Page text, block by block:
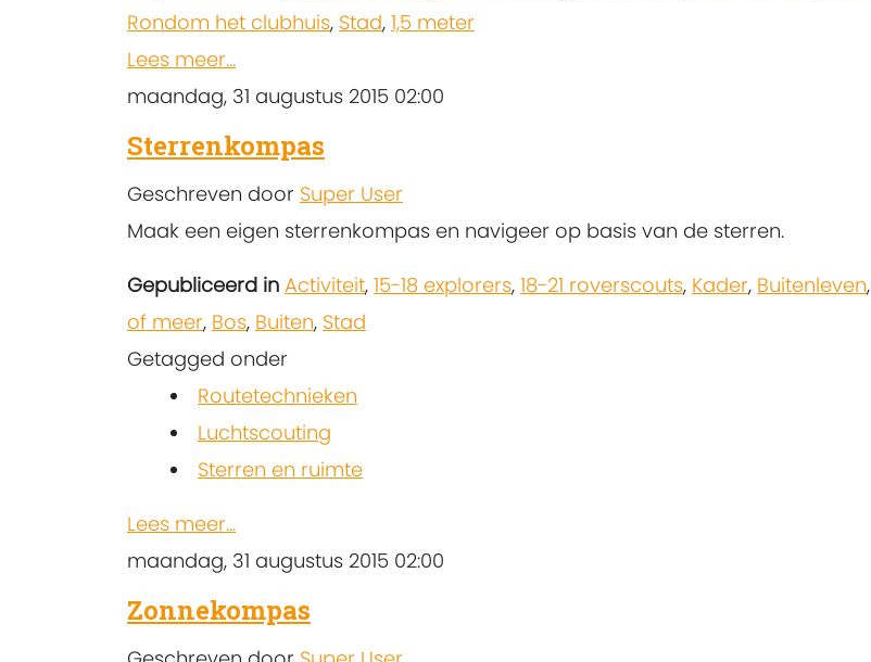
Rondom het clubhuis, Stad, 1,5 meter
Lees meer...
maandag, 31 augustus 2015 02:00
Sterrenkompas
Geschreven door Super User
Maak een eigen sterrenkompas en navigeer op basis van de sterren.
Gepubliceerd in Activiteit, 15-18 explorers, 18-21 roverscouts, Kader, Buitenleven,
of meer, Bos, Buiten, Stad
Getagged onder
Routetechnieken
Luchtscouting
Sterren en ruimte
Lees meer...
maandag, 31 augustus 2015 02:00
Zonnekompas